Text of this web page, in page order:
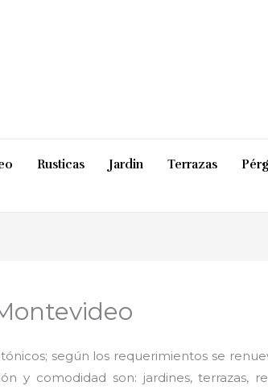
Rusticas Jardin Terrazas
según los requerimientos se
y comodidad son: jardines, terrazas,